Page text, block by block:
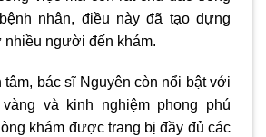
nhân, điều này đã tạo dựng
người đến khám.
tâm, bác sĩ Nguyên còn nổi bật với
và kinh nghiệm phong phú
khám được trang bị đầy đủ các